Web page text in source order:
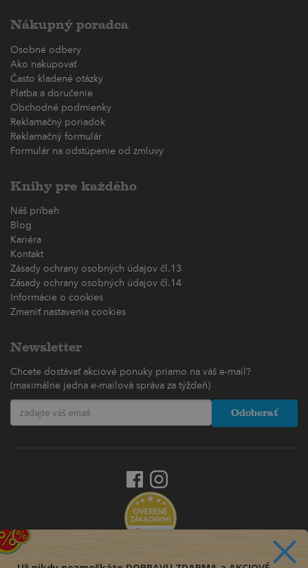
Nákupný poradca
Osobné odbery
Ako nakupovať
Často kladené otázky
Platba a doručenie
Obchodné podmienky
Reklamačný poriadok
Reklamačný formulár
Formulár na odstúpenie od zmluvy
Knihy pre každého
Náš príbeh
Blog
Kariéra
Kontakt
Zásady ochrany osobných údajov čl.13
Zásady ochrany osobných údajov čl.14
Informácie o cookies
Zmeniť nastavenia cookies
Newsletter
Chcete dostávať akciové ponuky priamo na váš e-mail?
(maximálne jedna e-mailová správa za týždeň)
Odoberať